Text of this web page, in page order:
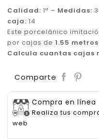
Calidad: 1ª – Medidas:
caja: 14
Este porcelánico
por cajas de 1.55
Calcula cuantas cajas
Comparte
Compra en línea
Realiza tus
web